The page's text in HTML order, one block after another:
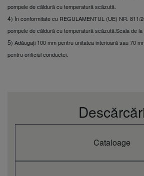
Greutate netă
kg
Racord conductă de
Inch
(ΔT=5 K. 35°C)
m³/h
Debit apă de
U-
pompele de căldură cu temperatură scăzută.
4) În conformitate cu REGULAMENTUL (UE) NR. 811/
pompele de căldură cu temperatură scăzută.Scala de la
5) Adăugați 100 mm pentru unitatea interioară sau 70
pentru orificiul conductei.
Cataloage